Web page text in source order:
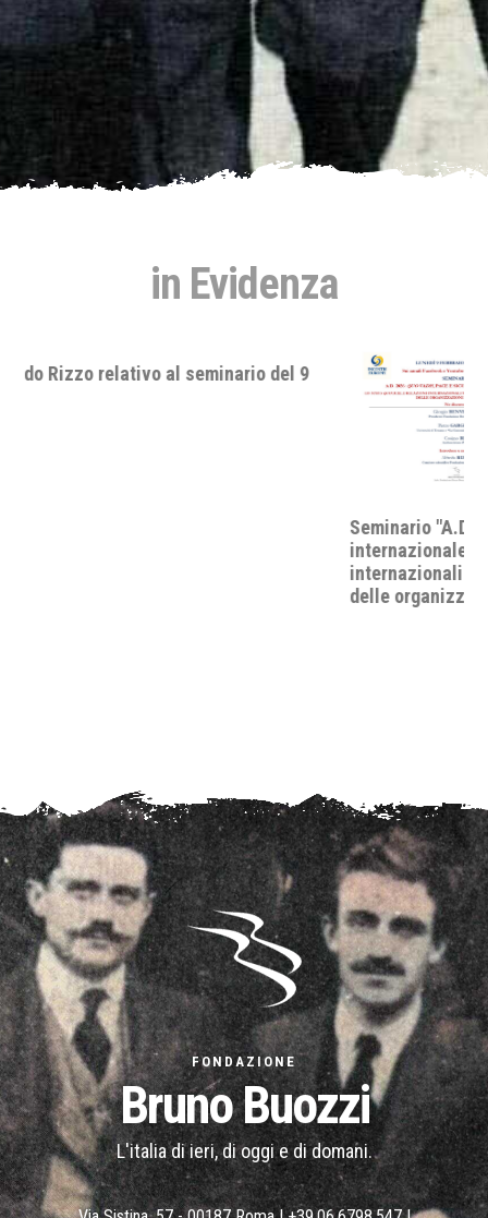
in Evidenza
Seminario "A.D. 2026: quo vadis, pace e sicurezza
internazionale? Lo status delle relazioni
internazionali nell’impotenza apparente del diritto e
FONDAZIONE
Bruno Buozzi
L'italia di ieri, di oggi e di domani.